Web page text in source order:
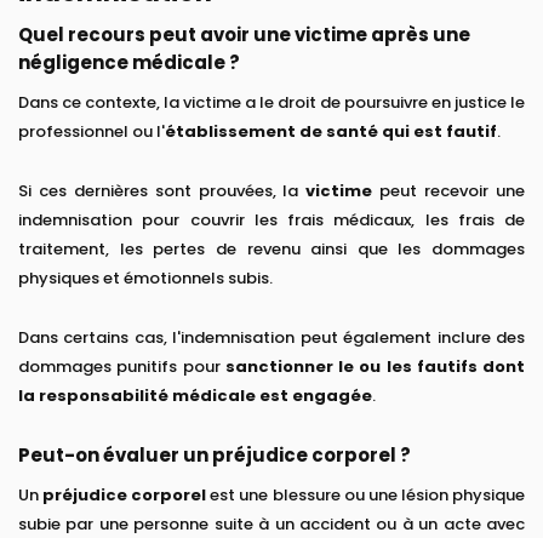
Quel recours peut avoir une victime après une
négligence médicale ?
Dans ce contexte, la victime a le droit de poursuivre en justice le
professionnel ou l'établissement de santé qui est fautif.
Si ces dernières sont prouvées, la victime peut recevoir une
indemnisation pour couvrir les frais médicaux, les frais de
traitement, les pertes de revenu ainsi que les dommages
physiques et émotionnels subis.
Dans certains cas, l'indemnisation peut également inclure des
dommages punitifs pour sanctionner le ou les fautifs dont
la responsabilité médicale est engagée.
Peut-on évaluer un préjudice corporel ?
Un préjudice corporelest une blessure ou une lésion physique
subie par une personne suite à un accident ou à un acte avec